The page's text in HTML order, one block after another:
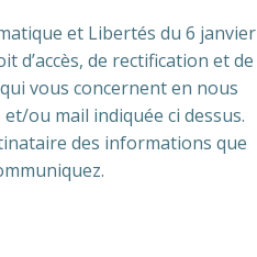
et Libertés du 6 janvier
d’accès, de rectification et de
vous concernent en nous
ou mail indiquée ci dessus.
des informations que